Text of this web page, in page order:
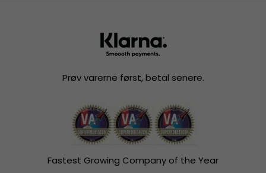
Prøv varerne først, betal senere.
Fastest Growing Company of the Year